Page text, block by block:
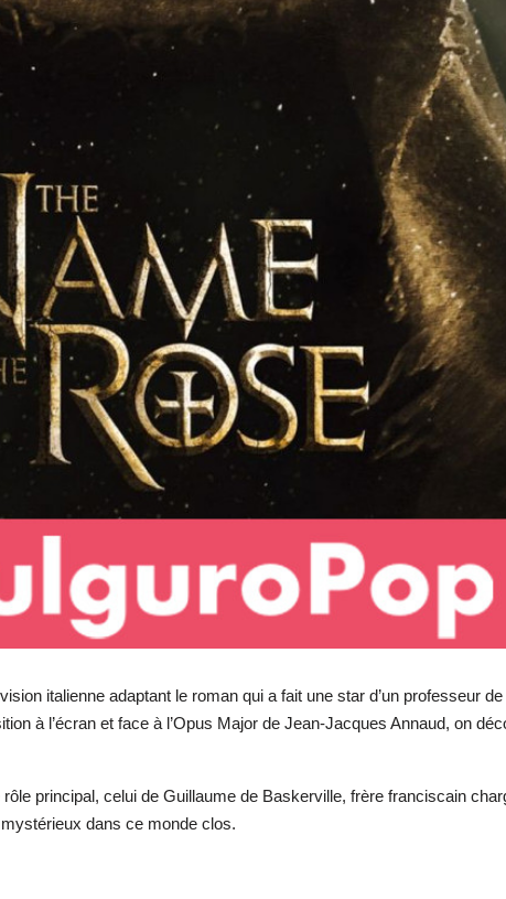
italienne adaptant le roman qui a fait une star d’un professeur
à l’écran et face à l’Opus Major de Jean-Jacques Annaud, on
principal, celui de Guillaume de Baskerville, frère franciscain
dans ce monde clos.